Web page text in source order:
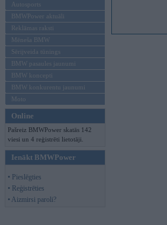
Autosports
BMWPower aktuāli
Reklāmas raksti
Mēneša BMW
Sērijveida tūnings
BMW pasaules jaunumi
BMW koncepti
BMW konkurentu jaunumi
Moto
Online
Pašreiz BMWPower skatās 142
viesi un 4 reģistrēti lietotāji.
Ienākt BMWPower
• Pieslēgties
• Reģistrēties
• Aizmirsi paroli?